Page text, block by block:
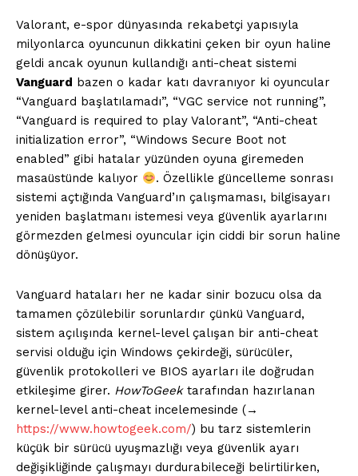
Valorant, e-spor dünyasında rekabetçi yapısıyla
milyonlarca oyuncunun dikkatini çeken bir oyun haline
geldi ancak oyunun kullandığı anti-cheat sistemi
Vanguard bazen o kadar katı davranıyor ki oyuncular
“Vanguard başlatılamadı”, “VGC service not running”,
“Vanguard is required to play Valorant”, “Anti-cheat
initialization error”, “Windows Secure Boot not
enabled” gibi hatalar yüzünden oyuna giremeden
masaüstünde kalıyor
. Özellikle güncelleme sonrası
sistemi açtığında Vanguard’ın çalışmaması, bilgisayarı
yeniden başlatmanı istemesi veya güvenlik ayarlarını
görmezden gelmesi oyuncular için ciddi bir sorun haline
dönüşüyor.
Vanguard hataları her ne kadar sinir bozucu olsa da
tamamen çözülebilir sorunlardır çünkü Vanguard,
sistem açılışında kernel-level çalışan bir anti-cheat
servisi olduğu için Windows çekirdeği, sürücüler,
güvenlik protokolleri ve BIOS ayarları ile doğrudan
etkileşime girer. HowToGeektarafından hazırlanan
kernel-level anti-cheat incelemesinde (→
https://www.howtogeek.com/) bu tarz sistemlerin
küçük bir sürücü uyuşmazlığı veya güvenlik ayarı
değişikliğinde çalışmayı durdurabileceği belirtilirken,